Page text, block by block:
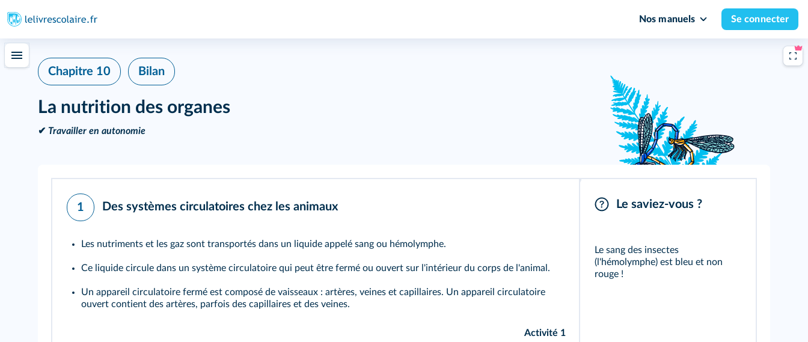
Nos manuels Se connecter
Chapitre 10 Bilan
La nutrition des organes
✔ Travailler en autonomie
1 Des systèmes circulatoires chez les animaux
Les nutriments et les gaz sont transportés dans un liquide appelé sang ou hémolymphe.
Ce liquide circule dans un système circulatoire qui peut être fermé ou ouvert sur l'intérieur du corps de l'animal.
Un appareil circulatoire fermé est composé de vaisseaux : artères, veines et capillaires. Un appareil circulatoire
ouvert contient des artères, parfois des capillaires et des veines.
Activité 1
Le saviez-vous ?
Le sang des insectes
(l'hémolymphe) est bleu et non
rouge !